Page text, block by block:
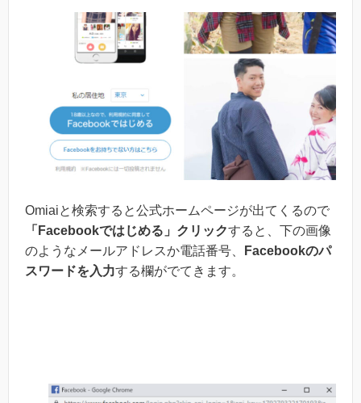
Omiaiと検索すると公式ホームページが出てくるので
「Facebookではじめる」クリックすると、下の画像
のようなメールアドレスか電話番号、
Facebookのパ
スワードを入力する欄がでてきます。